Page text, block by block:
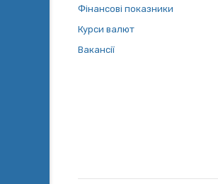
Фінансові показники
Курси валют
Вакансії